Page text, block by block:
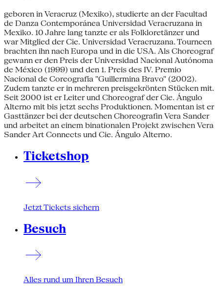
geboren in Veracruz (Mexiko), studierte an der Facultad
de Danza Contemporánea Universidad Veracruzana in
Mexiko. 10 Jahre lang tanzte er als Folkloretänzer und
war Mitglied der Cie. Universidad Veracruzana. Tourneen
brachten ihn nach Europa und in die USA. Als Choreograf
gewann er den Preis der Universidad Nacional Autónoma
de México (1999) und den 1. Preis des IV. Premio
Nacional de Coreografía "Guillermina Bravo" (2002).
Zudem tanzte er in mehreren preisgekrönten Stücken mit.
Seit 2000 ist er Leiter und Choreograf der Cie. Ángulo
Alterno mit bis jetzt sechs Produktionen. Momentan ist er
Gasttänzer bei der deutschen Choreografin Vera Sander
und arbeitet an einem binationalen Projekt zwischen Vera
Sander Art Connects und Cie. Ángulo Alterno.
Ticketshop
Jetzt Tickets sichern
Besuch
Alles rund um Ihren Besuch